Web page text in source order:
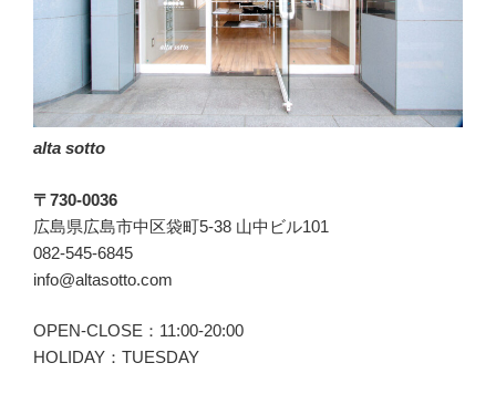
alta sotto
〒730-0036
広島県広島市中区袋町5-38 山中ビル101
082-545-6845
info@altasotto.com
OPEN-CLOSE：11:00-20:00
HOLIDAY：TUESDAY